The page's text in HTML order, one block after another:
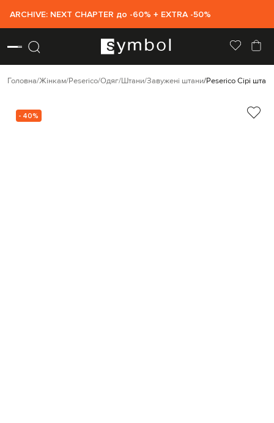
ARCHIVE: NEXT CHAPTER до -60% + EXTRA -50%
Головна Жінкам Peserico Одяг Штани Завужені штани Peserico Сірі
- 40%